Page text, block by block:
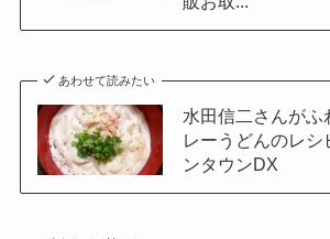
あわせて読みたい
水田信二さんがふ
レーうどんのレシ
ンタウンDX